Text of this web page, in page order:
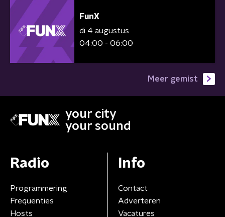
FunX
di 4 augustus
04:00 - 06:00
Meer gemist
your city
your sound
Radio
Programmering
Frequenties
Hosts
Info
Contact
Adverteren
Vacatures